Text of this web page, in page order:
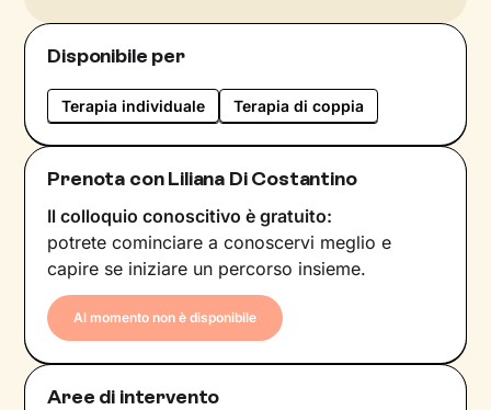
Disponibile per
Terapia individuale Terapia di coppia
Prenota con Liliana Di Costantino
Il colloquio conoscitivo è gratuito:
potrete cominciare a conoscervi meglio e
capire se iniziare un percorso insieme.
Al momento non è disponibile
Aree di intervento